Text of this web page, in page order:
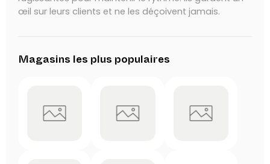
œil sur leurs clients et ne les déçoivent jamais.
Magasins les plus populaires